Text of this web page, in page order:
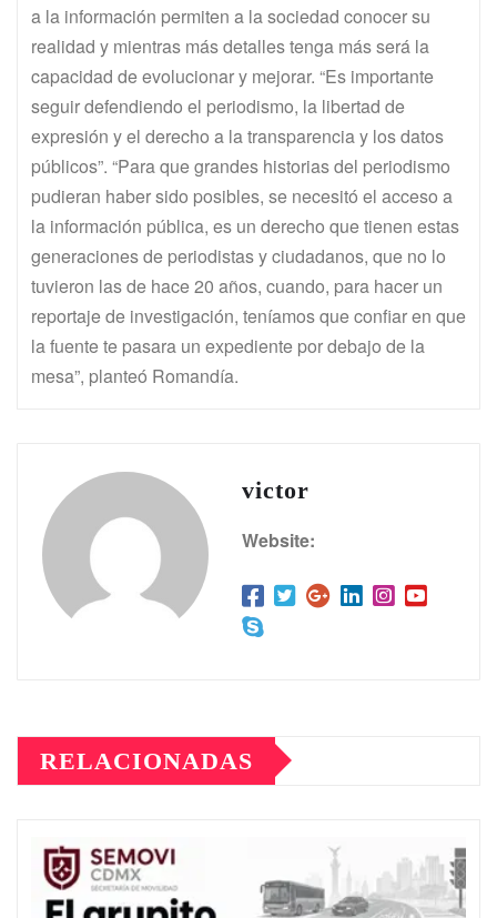
a la información permiten a la sociedad conocer su
realidad y mientras más detalles tenga más será la
capacidad de evolucionar y mejorar. “Es importante
seguir defendiendo el periodismo, la libertad de
expresión y el derecho a la transparencia y los datos
públicos”. “Para que grandes historias del periodismo
pudieran haber sido posibles, se necesitó el acceso a
la información pública, es un derecho que tienen estas
generaciones de periodistas y ciudadanos, que no lo
tuvieron las de hace 20 años, cuando, para hacer un
reportaje de investigación, teníamos que confiar en que
la fuente te pasara un expediente por debajo de la
mesa”, planteó Romandía.
victor
Website:
RELACIONADAS